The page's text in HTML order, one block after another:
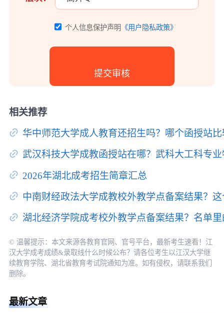
个人信息保护声明 《用户隐私政策》
相关推荐
华中师范大学成人教育还招生吗？哪个函授站
武汉科技大学成教函授站在哪？武科大工科专
2026年湖北成考招生简章汇总
中南财经政法大学成教校外教学点备案结果？
湖北经济学院成考校外教学点备案结果？名单
© 温馨提示：本文来源各教育官网、官号平台，最新考生速看！江
汉大学成考成绩&录取线什么时候公布？请各位考生以江汉大学继
续教育学院、湖北省教育考试院通知为准。如有侵权，请联系我们
删除。
最新文章